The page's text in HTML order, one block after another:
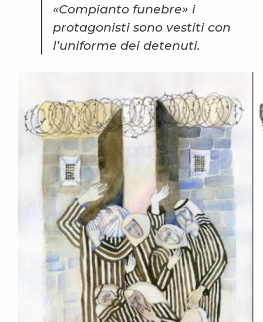
«Compianto funebre» i
protagonisti sono vestiti con
l’uniforme dei detenuti.